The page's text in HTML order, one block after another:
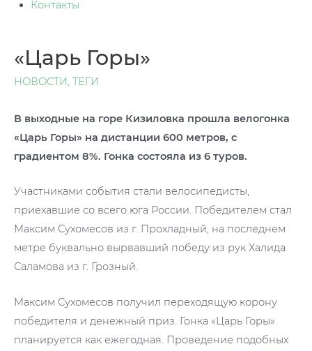
Контакты
«Царь Горы»
НОВОСТИ, ТЕГИ
В выходные на горе Кизиловка прошла велогонка
«Царь Горы» на дистанции 600 метров, с
градиентом 8%. Гонка состояла из 6 туров.
Участниками события стали велосипедисты,
приехавшие со всего юга России. Победителем стал
Максим Сухомесов из г. Прохладный, на последнем
метре буквально вырвавший победу из рук Халида
Саламова из г. Грозный.
Максим Сухомесов получил переходящую корону
победителя и денежный приз. Гонка «Царь Горы»
планируется как ежегодная. Проведение подобных